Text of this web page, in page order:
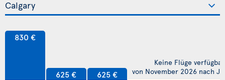
830 €
625 € 625 €
Keine Flüge verfügbar
von November 2026 nach